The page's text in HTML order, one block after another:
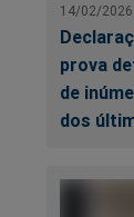
14/02/2026
prova
de
dos